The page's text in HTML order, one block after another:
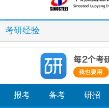
考研经验
报考 备考 研招